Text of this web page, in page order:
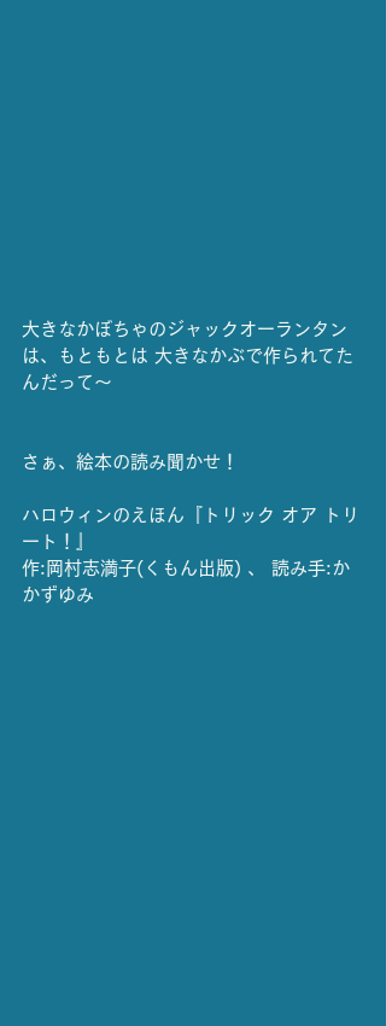
大きなかぼちゃのジャックオーランタン
は、もともとは 大きなかぶで作られてた
んだって～
さぁ、絵本の読み聞かせ！
ハロウィンのえほん『トリック オア トリ
ート！』
作:岡村志満子(くもん出版) 、 読み手:か
かずゆみ